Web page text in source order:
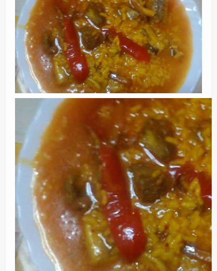
Eventos
Partners
Restaurantes